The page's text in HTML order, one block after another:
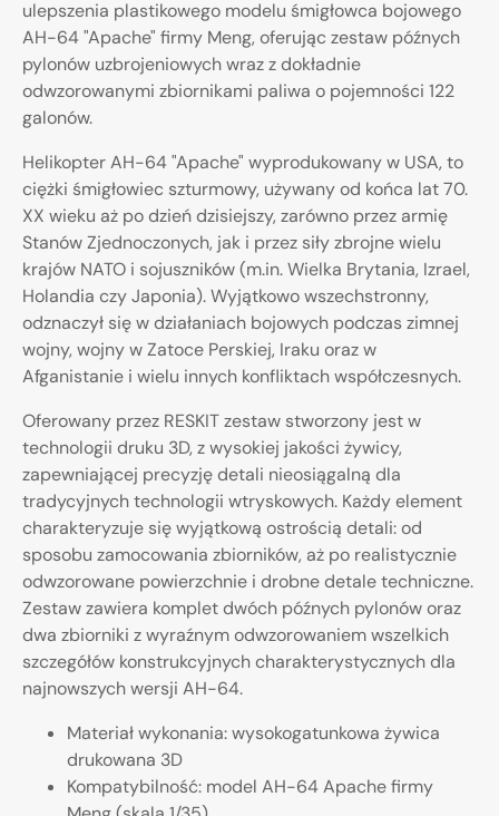
ulepszenia plastikowego modelu śmigłowca bojowego
AH-64 "Apache" firmy Meng, oferując zestaw późnych
pylonów uzbrojeniowych wraz z dokładnie
odwzorowanymi zbiornikami paliwa o pojemności 122
galonów.
Helikopter AH-64 "Apache" wyprodukowany w USA, to
ciężki śmigłowiec szturmowy, używany od końca lat 70.
XX wieku aż po dzień dzisiejszy, zarówno przez armię
Stanów Zjednoczonych, jak i przez siły zbrojne wielu
krajów NATO i sojuszników (m.in. Wielka Brytania, Izrael,
Holandia czy Japonia). Wyjątkowo wszechstronny,
odznaczył się w działaniach bojowych podczas zimnej
wojny, wojny w Zatoce Perskiej, Iraku oraz w
Afganistanie i wielu innych konfliktach współczesnych.
Oferowany przez RESKIT zestaw stworzony jest w
technologii druku 3D, z wysokiej jakości żywicy,
zapewniającej precyzję detali nieosiągalną dla
tradycyjnych technologii wtryskowych. Każdy element
charakteryzuje się wyjątkową ostrością detali: od
sposobu zamocowania zbiorników, aż po realistycznie
odwzorowane powierzchnie i drobne detale techniczne.
Zestaw zawiera komplet dwóch późnych pylonów oraz
dwa zbiorniki z wyraźnym odwzorowaniem wszelkich
szczegółów konstrukcyjnych charakterystycznych dla
najnowszych wersji AH-64.
Materiał wykonania: wysokogatunkowa żywica
drukowana 3D
Kompatybilność: model AH-64 Apache firmy